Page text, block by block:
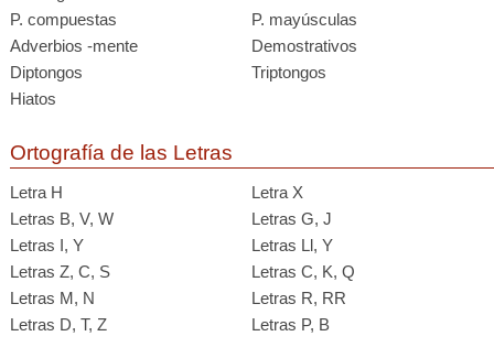
P. compuestas
P. mayúsculas
Adverbios -mente
Demostrativos
Diptongos
Triptongos
Hiatos
Ortografía de las Letras
Letra H
Letra X
Letras B, V, W
Letras G, J
Letras I, Y
Letras Ll, Y
Letras Z, C, S
Letras C, K, Q
Letras M, N
Letras R, RR
Letras D, T, Z
Letras P, B